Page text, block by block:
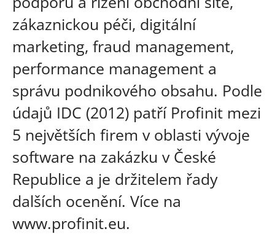
zákaznickou péči, digitální
marketing, fraud management,
performance management a
správu podnikového obsahu. Podle
údajů IDC (2012) patří Profinit mezi
5 největších firem v oblasti vývoje
software na zakázku v České
Republice a je držitelem řady
dalších ocenění. Více na
www.profinit.eu.